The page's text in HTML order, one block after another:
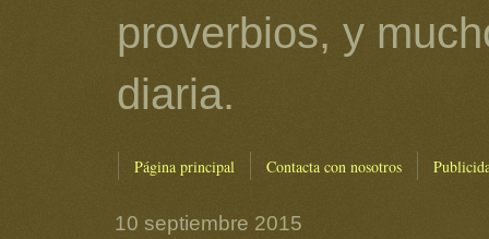
proverbios, y
diaria.
Página principal Contacta con nosotros
10 septiembre 2015